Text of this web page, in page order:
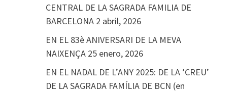
CENTRAL DE LA SAGRADA FAMILIA DE
BARCELONA 2 abril, 2026
EN EL 83è ANIVERSARI DE LA MEVA
NAIXENÇA 25 enero, 2026
EN EL NADAL DE L’ANY 2025: DE LA ‘CREU’
DE LA SAGRADA FAMÍLIA DE BCN (en